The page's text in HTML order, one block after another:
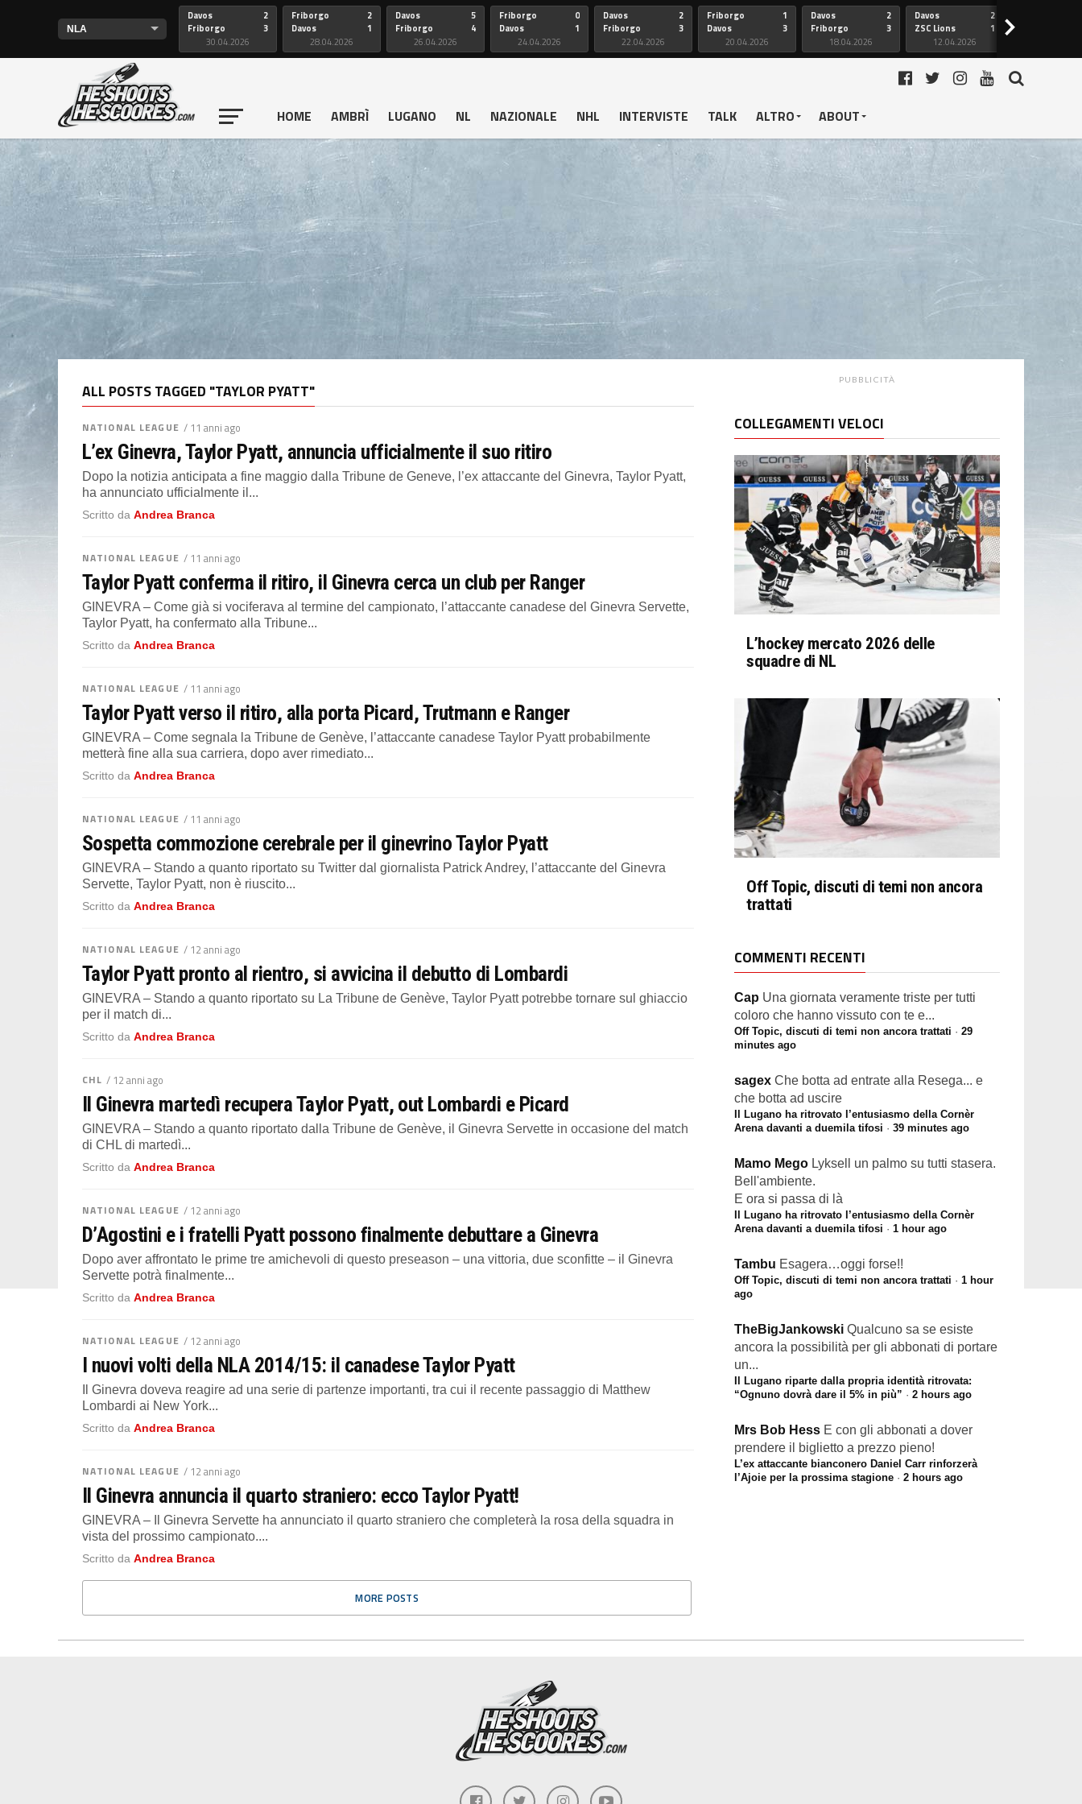
Davos
Friborgo
2
3
30.04.2026
Friborgo
Davos
2
1
28.04.2026
Davos
Friborgo
5
4
26.04.2026
Friborgo
Davos
0
1
24.04.2026
Davos
Friborgo
2
3
22.04.2026
Friborgo
Davos
1
3
20.04.2026
Davos
Friborgo
2
3
18.04.2026
Davos
ZSC Lions
2
1
12.04.2026
>
HOME AMBRÌ LUGANO NL NAZIONALE NHL INTERVISTE TALK ALTRO ABOUT
ALL POSTS TAGGED "TAYLOR PYATT"
NATIONAL LEAGUE / 11 anni ago
L’ex Ginevra, Taylor Pyatt, annuncia ufficialmente il suo ritiro
Dopo la notizia anticipata a fine maggio dalla Tribune de Geneve, l’ex attaccante del Ginevra, Taylor Pyatt,
ha annunciato ufficialmente il...
Scritto da Andrea Branca
NATIONAL LEAGUE / 11 anni ago
Taylor Pyatt conferma il ritiro, il Ginevra cerca un club per Ranger
GINEVRA – Come già si vociferava al termine del campionato, l’attaccante canadese del Ginevra Servette,
Taylor Pyatt, ha confermato alla Tribune...
Scritto da Andrea Branca
NATIONAL LEAGUE / 11 anni ago
Taylor Pyatt verso il ritiro, alla porta Picard, Trutmann e Ranger
GINEVRA – Come segnala la Tribune de Genève, l’attaccante canadese Taylor Pyatt probabilmente
metterà fine alla sua carriera, dopo aver rimediato...
Scritto da Andrea Branca
NATIONAL LEAGUE / 11 anni ago
Sospetta commozione cerebrale per il ginevrino Taylor Pyatt
GINEVRA – Stando a quanto riportato su Twitter dal giornalista Patrick Andrey, l’attaccante del Ginevra
Servette, Taylor Pyatt, non è riuscito...
Scritto da Andrea Branca
NATIONAL LEAGUE / 12 anni ago
Taylor Pyatt pronto al rientro, si avvicina il debutto di Lombardi
GINEVRA – Stando a quanto riportato su La Tribune de Genève, Taylor Pyatt potrebbe tornare sul ghiaccio
per il match di...
Scritto da Andrea Branca
CHL / 12 anni ago
Il Ginevra martedì recupera Taylor Pyatt, out Lombardi e Picard
GINEVRA – Stando a quanto riportato dalla Tribune de Genève, il Ginevra Servette in occasione del match
di CHL di martedì...
Scritto da Andrea Branca
NATIONAL LEAGUE / 12 anni ago
D’Agostini e i fratelli Pyatt possono finalmente debuttare a Ginevra
Dopo aver affrontato le prime tre amichevoli di questo preseason – una vittoria, due sconfitte – il Ginevra
Servette potrà finalmente...
Scritto da Andrea Branca
NATIONAL LEAGUE / 12 anni ago
I nuovi volti della NLA 2014/15: il canadese Taylor Pyatt
Il Ginevra doveva reagire ad una serie di partenze importanti, tra cui il recente passaggio di Matthew
Lombardi ai New York...
Scritto da Andrea Branca
NATIONAL LEAGUE / 12 anni ago
Il Ginevra annuncia il quarto straniero: ecco Taylor Pyatt!
GINEVRA – Il Ginevra Servette ha annunciato il quarto straniero che completerà la rosa della squadra in
vista del prossimo campionato....
Scritto da Andrea Branca
MORE POSTS
PUBBLICITÀ
COLLEGAMENTI VELOCI
L’hockey mercato 2026 delle
squadre di NL
Off Topic, discuti di temi non ancora
trattati
COMMENTI RECENTI
Cap Una giornata veramente triste per tutti
coloro che hanno vissuto con te e...
Off Topic, discuti di temi non ancora trattati · 29
minutes ago
sagex Che botta ad entrate alla Resega... e
che botta ad uscire
Il Lugano ha ritrovato l’entusiasmo della Cornèr
Arena davanti a duemila tifosi · 39 minutes ago
Mamo Mego Lyksell un palmo su tutti stasera.
Bell'ambiente.
E ora si passa di là
Il Lugano ha ritrovato l’entusiasmo della Cornèr
Arena davanti a duemila tifosi · 1 hour ago
Tambu Esagera…oggi forse!!
Off Topic, discuti di temi non ancora trattati · 1 hour
ago
TheBigJankowski Qualcuno sa se esiste
ancora la possibilità per gli abbonati di portare
un...
Il Lugano riparte dalla propria identità ritrovata:
“Ognuno dovrà dare il 5% in più” · 2 hours ago
Mrs Bob Hess E con gli abbonati a dover
prendere il biglietto a prezzo pieno!
L’ex attaccante bianconero Daniel Carr rinforzerà
l’Ajoie per la prossima stagione · 2 hours ago